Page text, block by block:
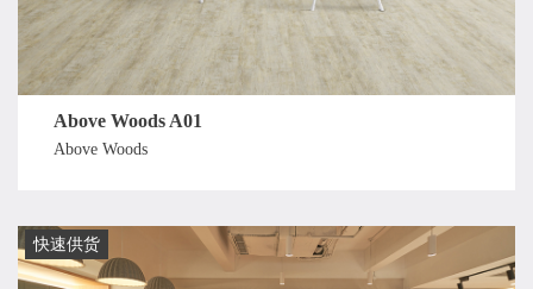
Above Woods A01
Above Woods
快速供货